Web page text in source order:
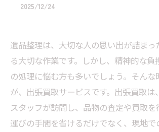
2025/12/24
遺品整理は、大切な人の思い出が詰まっ
る大切な作業です。しかし、精神的な負
の処理に悩む方も多いでしょう。そんな
が、出張買取サービスです。出張買取は
スタッフが訪問し、品物の査定や買取を
運びの手間を省けるだけでなく、現地